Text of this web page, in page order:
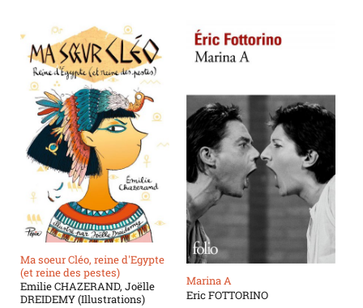
Ma soeur Cléo, reine d'Egypte
(et reine des pestes)
Emilie CHAZERAND, Joëlle
DREIDEMY (Illustrations)
Marina A
Eric FOTTORINO